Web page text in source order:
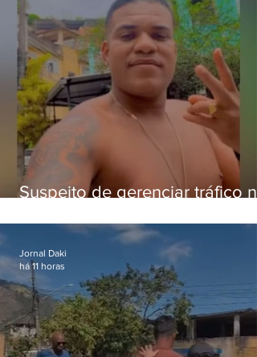
Suspeito de gerenciar tráfico na
foragido
Jornal Daki
há 11 horas